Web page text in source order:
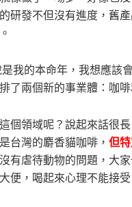
研發不但沒有進度，舊
我的本命年，我想應該
了兩個新的事業體：咖
個領域呢？說起來話很
台灣的麝香貓咖啡，但
沒有虐待動物的問題，大
便，喝起來心理不能接受